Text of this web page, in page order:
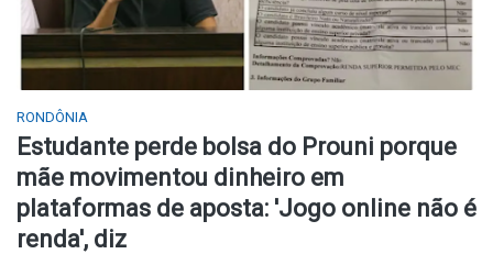
RONDÔNIA
Estudante perde bolsa do Prouni porque
mãe movimentou dinheiro em
plataformas de aposta: 'Jogo online não é
renda', diz